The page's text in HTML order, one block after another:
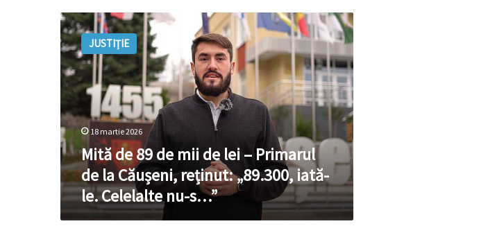
Mită
de
89
de
mii
de
lei
–
Primarul
de
la
Căușeni,
reținut:
„89.300,
iată-
JUSTIȚIE
18 martie 2026
Mită de 89 de mii de lei – Primarul
de la Căușeni, reținut: „89.300, iată-
le. Celelalte nu-s…”